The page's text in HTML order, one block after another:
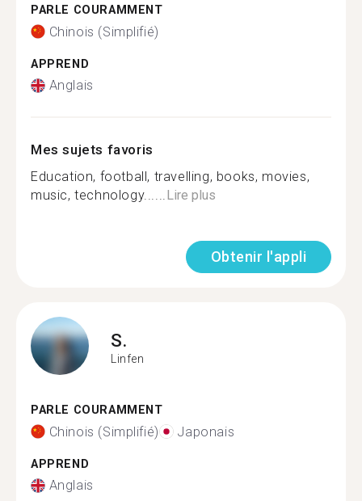
PARLE COURAMMENT
Chinois (Simplifié)
APPREND
Anglais
Mes sujets favoris
Education, football, travelling, books, movies,
music, technology......Lire plus
Obtenir l'appli
S.
Linfen
PARLE COURAMMENT
Chinois (Simplifié) Japonais
APPREND
Anglais